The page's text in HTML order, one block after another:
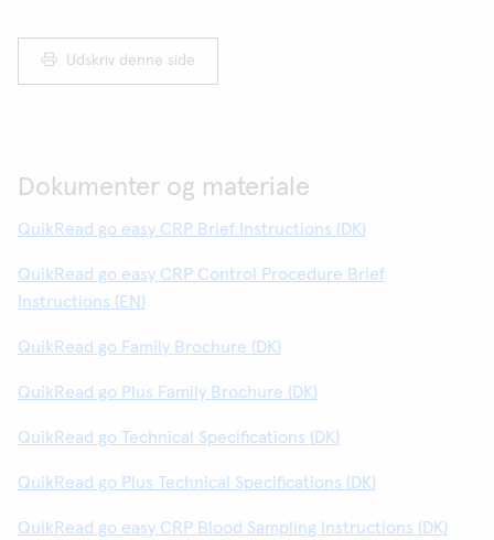
Udskriv denne side
Dokumenter og materiale
QuikRead go easy CRP Brief Instructions (DK)
QuikRead go easy CRP Control Procedure Brief
Instructions (EN)
QuikRead go Family Brochure (DK)
QuikRead go Plus Family Brochure (DK)
QuikRead go Technical Specifications (DK)
QuikRead go Plus Technical Specifications (DK)
QuikRead go easy CRP Blood Sampling Instructions (DK)